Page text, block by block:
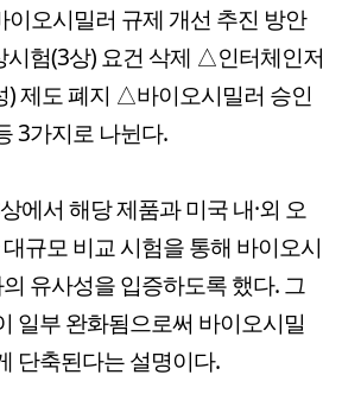
이오시밀러 규제 개선 추진 방안
험(3상) 요건 삭제 △인터체인저
) 제도 폐지 △바이오시밀러 승인
3가지로 나뉜다.
에서 해당 제품과 미국 내·외 오
규모 비교 시험을 통해 바이오시
유사성을 입증하도록 했다. 그
일부 완화됨으로써 바이오시밀
단축된다는 설명이다.